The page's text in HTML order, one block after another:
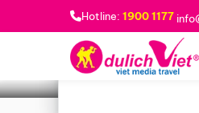
Hotline: 1900 1177
Bạn muốn đi đâu? *